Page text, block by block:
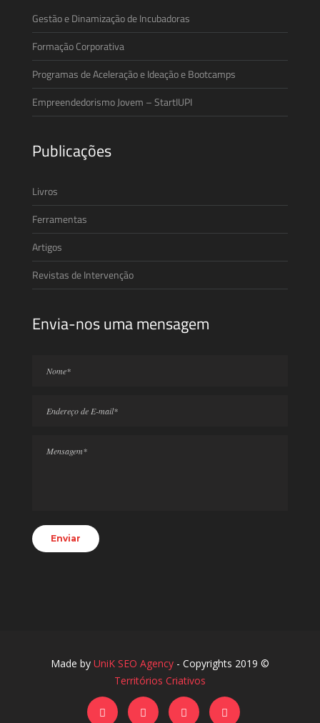
Gestão e Dinamização de Incubadoras
Formação Corporativa
Programas de Aceleração e Ideação e Bootcamps
Empreendedorismo Jovem – StartIUPI
Publicações
Livros
Ferramentas
Artigos
Revistas de Intervenção
Envia-nos uma mensagem
Made by UniK SEO Agency - Copyrights 2019 ©
Territórios Criativos